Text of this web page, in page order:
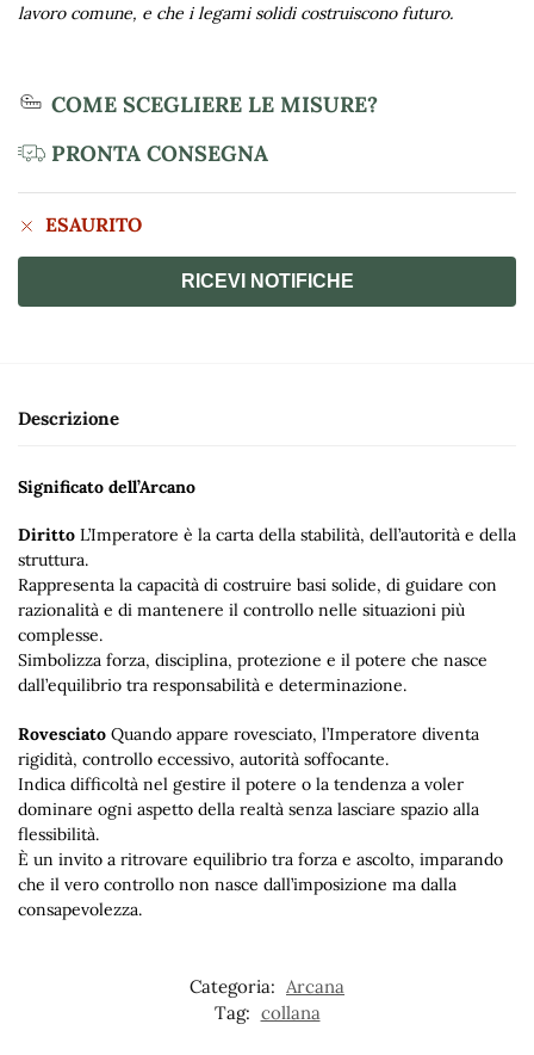
lavoro comune, e che i legami solidi costruiscono futuro.
COME SCEGLIERE LE MISURE?
PRONTA CONSEGNA
ESAURITO
Descrizione
Significato dell’Arcano
Diritto L’Imperatore è la carta della stabilità, dell’autorità e della
struttura.
Rappresenta la capacità di costruire basi solide, di guidare con
razionalità e di mantenere il controllo nelle situazioni più
complesse.
Simbolizza forza, disciplina, protezione e il potere che nasce
dall’equilibrio tra responsabilità e determinazione.
Rovesciato Quando appare rovesciato, l’Imperatore diventa
rigidità, controllo eccessivo, autorità soffocante.
Indica difficoltà nel gestire il potere o la tendenza a voler
dominare ogni aspetto della realtà senza lasciare spazio alla
flessibilità.
È un invito a ritrovare equilibrio tra forza e ascolto, imparando
che il vero controllo non nasce dall’imposizione ma dalla
consapevolezza.
Categoria: Arcana
Tag: collana